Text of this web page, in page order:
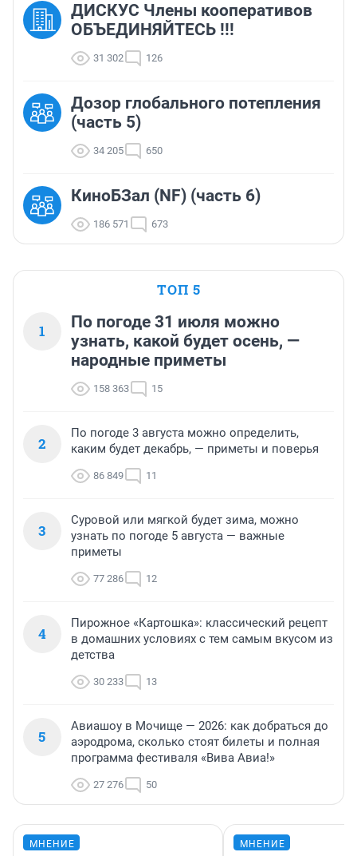
ДИСКУС Члены кооперативов
ОБЪЕДИНЯЙТЕСЬ !!!
31 302 126
Дозор глобального потепления
(часть 5)
34 205 650
КиноБЗал (NF) (часть 6)
186 571 673
ТОП 5
1
По погоде 31 июля можно
узнать, какой будет осень, —
народные приметы
158 363 15
2
По погоде 3 августа можно определить,
каким будет декабрь, — приметы и поверья
86 849 11
3
Суровой или мягкой будет зима, можно
узнать по погоде 5 августа — важные
приметы
77 286 12
4
Пирожное «Картошка»: классический рецепт
в домашних условиях с тем самым вкусом из
детства
30 233 13
5
Авиашоу в Мочище — 2026: как добраться до
аэродрома, сколько стоят билеты и полная
программа фестиваля «Вива Авиа!»
27 276 50
МНЕНИЕ МНЕНИЕ